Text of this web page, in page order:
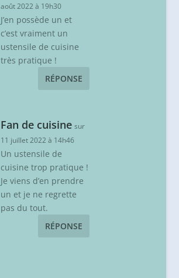
août 2022 à 19h30
J’en possède un et
c’est vraiment un
ustensile de cuisine
très pratique !
RÉPONSE
Fan de cuisine sur
11 juillet 2022 à 14h46
Un ustensile de
cuisine trop pratique !
Je viens d’en prendre
un et je ne regrette
pas du tout.
RÉPONSE